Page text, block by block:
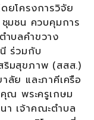
ครงการวิจัย
มชน ควบคุมการ
ำบลคำขวาง
ร่วมกับ
ริมสุขภาพ (สสส.)
ลัย และภาคีเครือ
ณ พระครูเกษม
เจ้าคณะตำบล